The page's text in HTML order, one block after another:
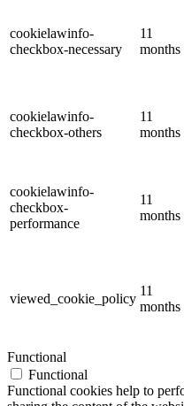
cookielawinfo-
checkbox-necessary
11
months
cookielawinfo-
checkbox-others
11
months
cookielawinfo-
checkbox-
performance
11
months
viewed_cookie_policy
11
months
Functional
Functional
Functional cookies help to